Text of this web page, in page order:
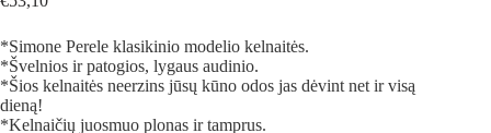
*Simone Perele klasikinio modelio kelnaitės.
*Švelnios ir patogios, lygaus audinio.
*Šios kelnaitės neerzins jūsų kūno odos jas dėvint net ir visą
dieną!
*Kelnaičių juosmuo plonas ir tamprus.